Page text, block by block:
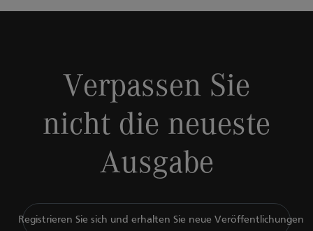
Verpassen Sie
nicht die neueste
Ausgabe
Registrieren Sie sich und erhalten Sie neue Veröffentlichungen